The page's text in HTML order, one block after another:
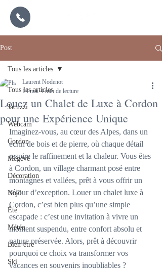
Post
Tous les articles
Jacuzzi
Webcam
Cordon
Megève
Décoration
Noël
Été
Météo
Bien-être
Ski
Tous les articles
Louez un Chalet de Luxe à Cordon
pour une Expérience Unique
Laurent Nodenot
14 mai 4 min de lecture
Imaginez-vous, au cœur des Alpes, dans un
écrin de bois et de pierre, où chaque détail
respire le raffinement et la chaleur. Vous êtes
à Cordon, un village charmant posé entre
montagnes et vallées, prêt à vous offrir un
séjour d’exception. Louer un chalet luxe à
Cordon, c’est bien plus qu’une simple
escapade : c’est une invitation à vivre un
moment suspendu, entre confort absolu et
nature préservée. Alors, prêt à découvrir
pourquoi ce choix va transformer vos
vacances en souvenirs inoubliables ?